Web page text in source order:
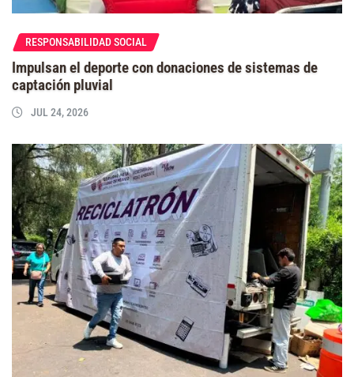
RESPONSABILIDAD SOCIAL
Impulsan el deporte con donaciones de sistemas de
captación pluvial
JUL 24, 2026